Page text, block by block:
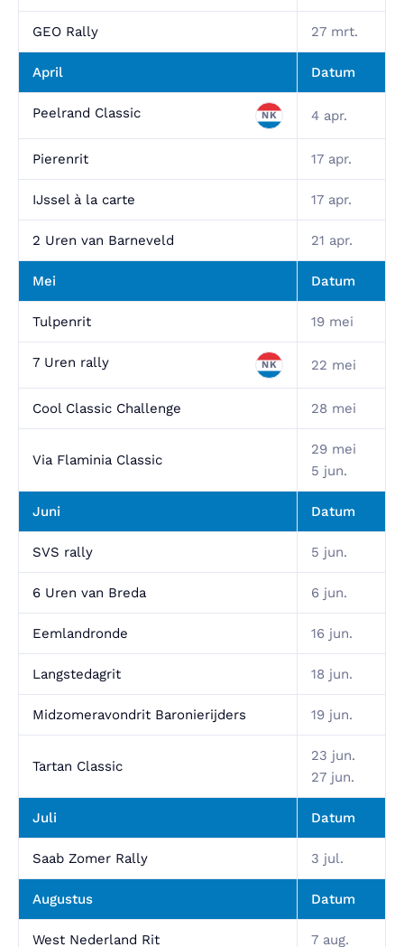
GEO Rally 27 mrt.
April Datum
Peelrand Classic NK 4 apr.
Pierenrit 17 apr.
IJssel à la carte 17 apr.
2 Uren van Barneveld 21 apr.
Mei Datum
Tulpenrit 19 mei
7 Uren rally NK 22 mei
Cool Classic Challenge 28 mei
Via Flaminia Classic
29 mei
5 jun.
Juni Datum
SVS rally 5 jun.
6 Uren van Breda 6 jun.
Eemlandronde 16 jun.
Langstedagrit 18 jun.
Midzomeravondrit Baronierijders 19 jun.
Tartan Classic
23 jun.
27 jun.
Juli Datum
Saab Zomer Rally 3 jul.
Augustus Datum
West Nederland Rit 7 aug.